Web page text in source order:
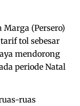
Marga (Persero)
tol sebesar
mendorong
periode Natal
ruas